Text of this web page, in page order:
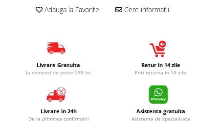
Adauga la Favorite Cere informatii
Livrare Gratuita
la comenzi de peste 299 lei
Retur in 14 zile
Poti returna in 14 zile
Livrare in 24h
De la primirea confirmarii
Asistenta gratuita
Asistenta de specialitate